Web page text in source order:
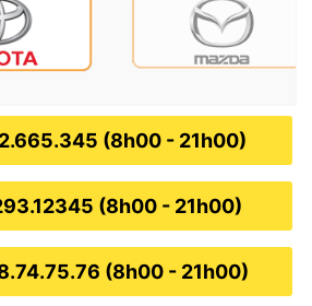
(8h00 - 21h00)
(8h00 - 21h00)
(8h00 - 21h00)